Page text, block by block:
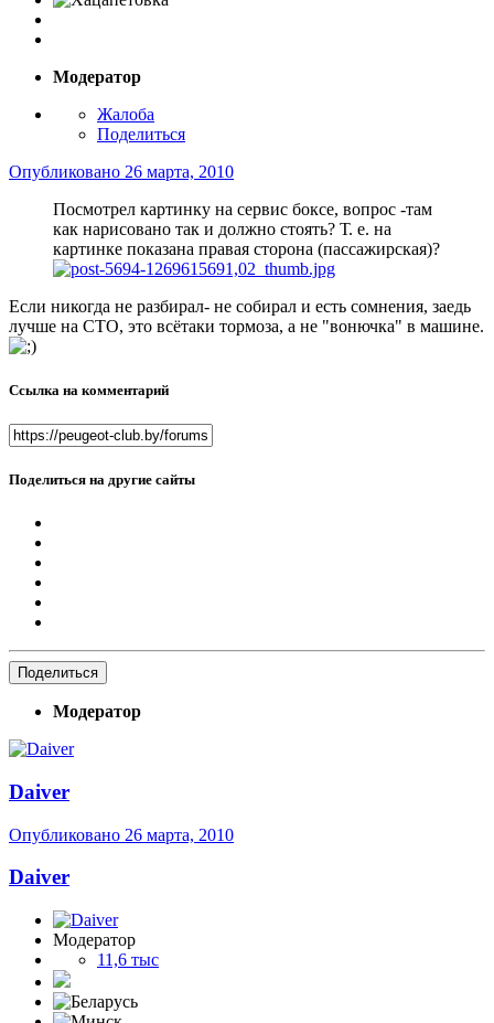
Модератор
Жалоба
Поделиться
Опубликовано 26 марта, 2010
Посмотрел картинку на сервис боксе, вопрос -там
как нарисовано так и должно стоять? Т. е. на
картинке показана правая сторона (пассажирская)?
Если никогда не разбирал- не собирал и есть сомнения, заедь
лучше на СТО, это всётаки тормоза, а не "вонючка" в машине.
Ссылка на комментарий
Поделиться на другие сайты
Поделиться
Модератор
Daiver
Опубликовано 26 марта, 2010
Daiver
Модератор
11,6 тыс